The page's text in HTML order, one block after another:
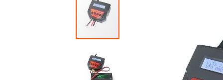
slutet
bildgalleriet